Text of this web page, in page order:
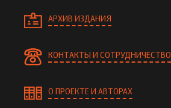
АРХИВ ИЗДАНИЯ
КОНТАКТЫ И СОТРУДНИЧЕСТВО
О ПРОЕКТЕ И АВТОРАХ